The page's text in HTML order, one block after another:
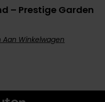
– Prestige Garden
Aan Winkelwagen